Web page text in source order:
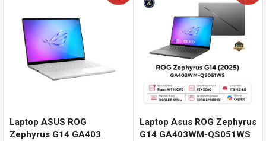
Laptop ASUS ROG
Zephyrus G14 GA403
Laptop Asus ROG Zephyrus
G14 GA403WM-QS051WS